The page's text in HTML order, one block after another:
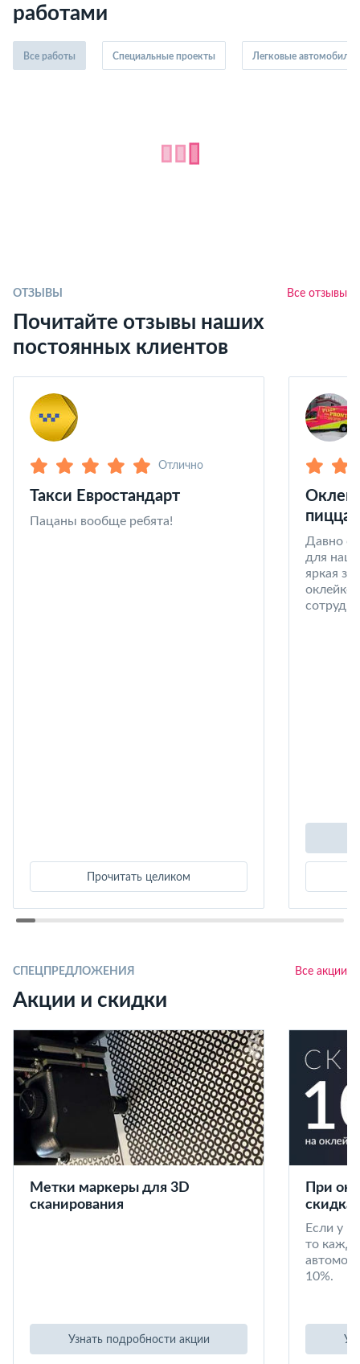
работами
Все работы Специальные проекты Легковые автомобили
ОТЗЫВЫ Все отзывы
Почитайте отзывы наших
постоянных клиентов
Отлично
Такси Евростандарт
Пацаны вообще ребята!
Прочитать целиком
пицца
Давно
для
яркая
оклейке
СПЕЦПРЕДЛОЖЕНИЯ Все акции
Акции и скидки
Метки маркеры для 3D
сканирования
Узнать подробности акции
При
скидка
Если у
то
10%.